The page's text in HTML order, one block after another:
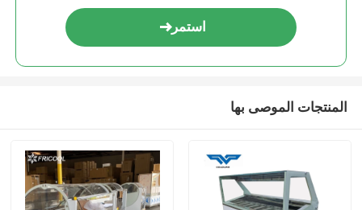
استمر
المنتجات الموصى بها